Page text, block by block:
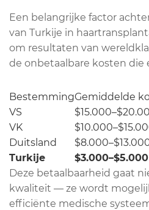
Een belangrijke factor
van Turkije in
om resultaten van
de onbetaalbare kosten die
BestemmingGemiddelde
VS
VK
Duitsland
Turkije
$3.000–$5.000
Deze betaalbaarheid gaat
kwaliteit — ze wordt
efficiënte medische